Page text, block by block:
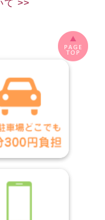
て >>